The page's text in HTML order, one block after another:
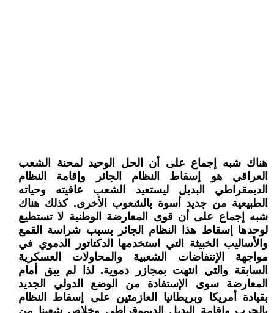
هناك شبه إجماع على أن الحل الوحيد لمحنة الشعب
العراقي هو إسقاط النظام الجائر وإقامة النظام
الديمقراطي البديل ليستعيد الشعب عافيته وحياته
الطبيعية من جديد أسوة بالشعوب الأخرى. كذلك هناك
شبه إجماع على أن قوى المعارضة الوطنية لا تستطيع
لوحدها إسقاط هذا النظام الجائر بسبب شراسة القمع
والأساليب الخبيثة التي استخدمها الدكتاتور الدموي في
مواجهة الإنتفاضات الشعبية والمحاولات العسكرية
السابقة والتي انتهت بمجازر دموية. لذا لم يبق أمام
المعارضة سوى الإستفادة من الوضع الدولي الجديد
بقيادة أمريكا وبريطانيا العازمتين على إسقاط النظام